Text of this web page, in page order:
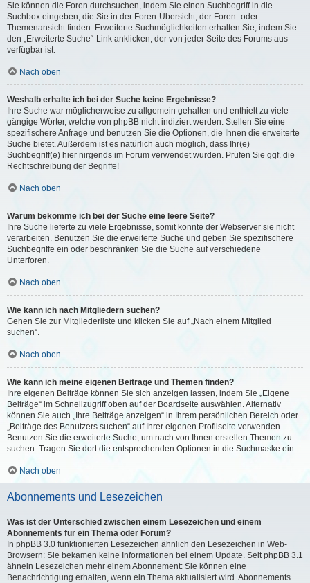
Sie können die Foren durchsuchen, indem Sie einen Suchbegriff in die
Suchbox eingeben, die Sie in der Foren-Übersicht, der Foren- oder
Themenansicht finden. Erweiterte Suchmöglichkeiten erhalten Sie, indem Sie
den „Erweiterte Suche“-Link anklicken, der von jeder Seite des Forums aus
verfügbar ist.
Nach oben
Weshalb erhalte ich bei der Suche keine Ergebnisse?
Ihre Suche war möglicherweise zu allgemein gehalten und enthielt zu viele
gängige Wörter, welche von phpBB nicht indiziert werden. Stellen Sie eine
spezifischere Anfrage und benutzen Sie die Optionen, die Ihnen die erweiterte
Suche bietet. Außerdem ist es natürlich auch möglich, dass Ihr(e)
Suchbegriff(e) hier nirgends im Forum verwendet wurden. Prüfen Sie ggf. die
Rechtschreibung der Begriffe!
Nach oben
Warum bekomme ich bei der Suche eine leere Seite?
Ihre Suche lieferte zu viele Ergebnisse, somit konnte der Webserver sie nicht
verarbeiten. Benutzen Sie die erweiterte Suche und geben Sie spezifischere
Suchbegriffe ein oder beschränken Sie die Suche auf verschiedene
Unterforen.
Nach oben
Wie kann ich nach Mitgliedern suchen?
Gehen Sie zur Mitgliederliste und klicken Sie auf „Nach einem Mitglied
suchen“.
Nach oben
Wie kann ich meine eigenen Beiträge und Themen finden?
Ihre eigenen Beiträge können Sie sich anzeigen lassen, indem Sie „Eigene
Beiträge“ im Schnellzugriff oben auf der Boardseite auswählen. Alternativ
können Sie auch „Ihre Beiträge anzeigen“ in Ihrem persönlichen Bereich oder
„Beiträge des Benutzers suchen“ auf Ihrer eigenen Profilseite verwenden.
Benutzen Sie die erweiterte Suche, um nach von Ihnen erstellen Themen zu
suchen. Tragen Sie dort die entsprechenden Optionen in die Suchmaske ein.
Nach oben
Abonnements und Lesezeichen
Was ist der Unterschied zwischen einem Lesezeichen und einem
Abonnements für ein Thema oder Forum?
In phpBB 3.0 funktionierten Lesezeichen ähnlich den Lesezeichen in Web-
Browsern: Sie bekamen keine Informationen bei einem Update. Seit phpBB 3.1
ähneln Lesezeichen mehr einem Abonnement: Sie können eine
Benachrichtigung erhalten, wenn ein Thema aktualisiert wird. Abonnements